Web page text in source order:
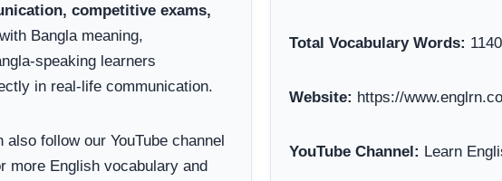
competitive exams,
Bangla meaning,
speaking learners
in real-life communication.
also follow our YouTube channel
more English vocabulary and
Total Vocabulary Words: 1140
Website: https://
YouTube Channel: Learn